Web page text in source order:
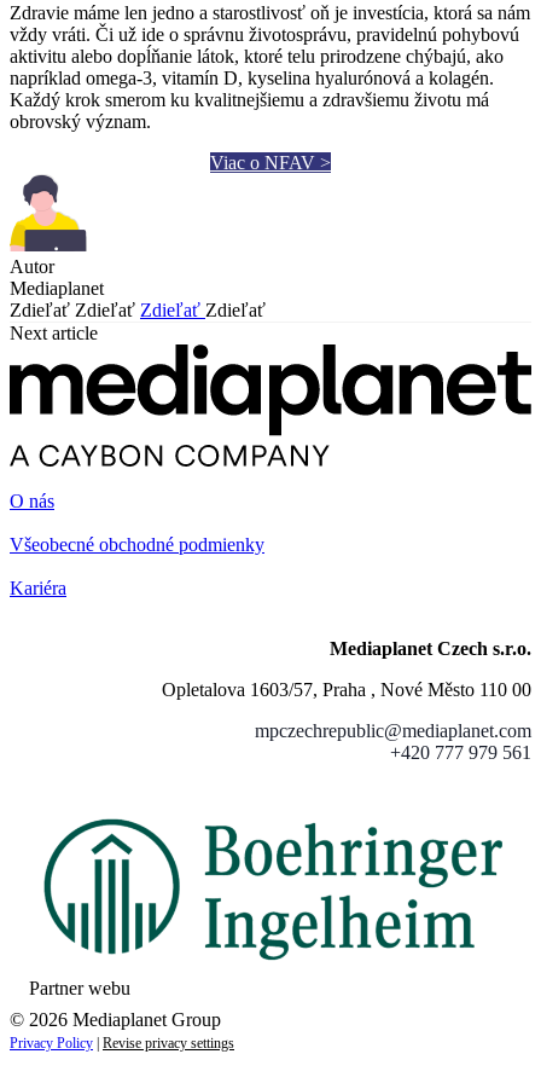
Zdravie máme len jedno a starostlivosť oň je investícia, ktorá sa nám
vždy vráti. Či už ide o správnu životosprávu, pravidelnú pohybovú
aktivitu alebo dopĺňanie látok, ktoré telu prirodzene chýbajú, ako
napríklad omega-3, vitamín D, kyselina hyalurónová a kolagén.
Každý krok smerom ku kvalitnejšiemu a zdravšiemu životu má
obrovský význam.
Viac o NFAV >
Autor
Mediaplanet
Zdieľať Zdieľať Zdieľať Zdieľať
Next article
O nás
Všeobecné obchodné podmienky
Kariéra
Mediaplanet Czech s.r.o.
Opletalova 1603/57, Praha , Nové Město 110 00
mpczechrepublic@mediaplanet.com
+420 777 979 561
Partner webu
© 2026 Mediaplanet Group
Privacy Policy Revise privacy settings